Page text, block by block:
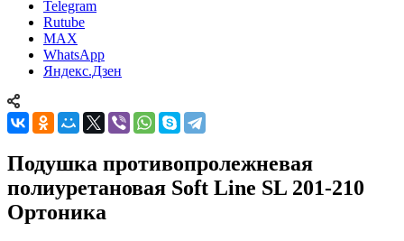
Telegram
Rutube
MAX
WhatsApp
Яндекс.Дзен
Подушка противопролежневая
полиуретановая Soft Line SL 201-210
Ортоника